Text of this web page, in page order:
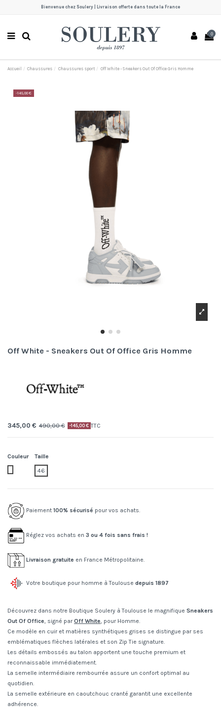
Bienvenue chez Soulery | Livraison offerte dans toute la France
0
Accueil Chaussures Chaussures sport Off White - Sneakers Out Of Office Gris Homme
-145,00 €
Off White - Sneakers Out Of Office Gris Homme
345,00 € 490,00 € -145,00 € TTC
Couleur
0109.white/grey
Taille
46
Paiement 100% sécurisé pour vos achats.
Réglez vos achats en 3 ou 4 fois sans frais !
Livraison gratuite en France Métropolitaine.
Votre boutique pour homme à Toulouse depuis 1897
Découvrez dans notre Boutique Soulery à Toulouse le magnifique Sneakers
Out Of Office, signé parOff White, pour Homme.
Ce modèle en cuir et matières synthétiques grises se distingue par ses
emblématiques flèches latérales et son Zip Tie signature.
Les détails embossés au talon apportent une touche premium et
reconnaissable immédiatement.
La semelle intermédiaire rembourrée assure un confort optimal au
quotidien.
La semelle extérieure en caoutchouc cranté garantit une excellente
adhérence.